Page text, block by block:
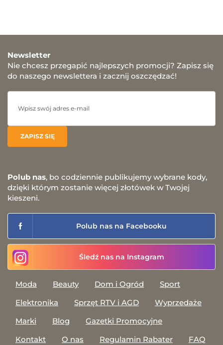
Newsletter
Nie chcesz przegapić najlepszych promocji? Zapisz się
do naszego newslettera i zacznij oszczędzać!
Polub nas, bo codziennie publikujemy wybrane kody,
dzięki którym zostanie więcej złotówek w Twojej
kieszeni.
Polub nas na Facebooku
Śledź nas na Instagram
Moda Beauty Dom i Ogród
Sport
Elektronika
Sprzęt RTV i AGD
Wyprzedaże
Marki
Blog
Gazetki Promocyjne
Kontakt
O nas Regulamin Rabater
FAQ